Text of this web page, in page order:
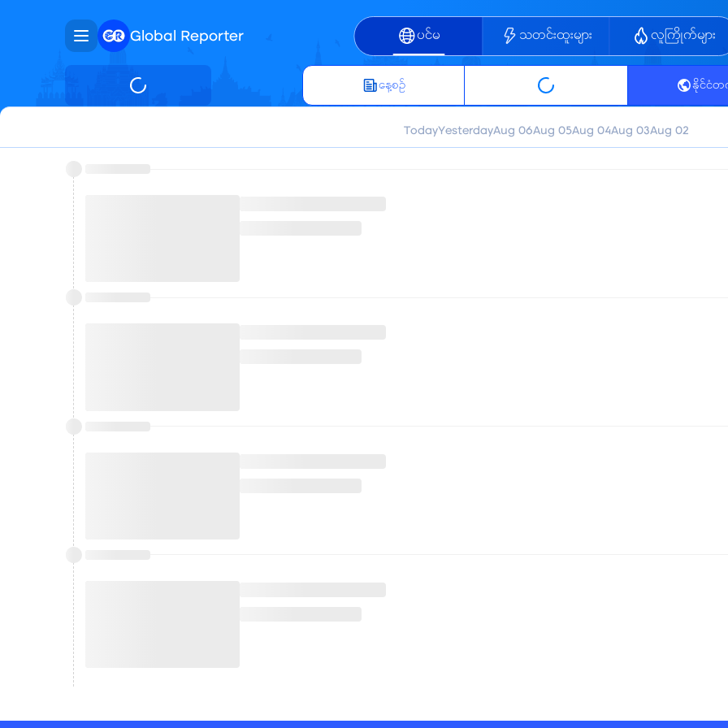
Global Reporter ပင်မ သတင်းထူးများ လူကြိုက်များ
နေ့စဥ် နိုင်ငံ
TodayYesterdayAug 06Aug 05Aug 04Aug 03Aug 02